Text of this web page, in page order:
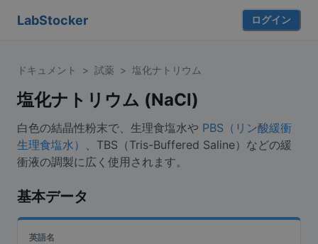
LabStocker ログイン
ドキュメント > 試薬 > 塩化ナトリウム
塩化ナトリウム (NaCl)
白色の結晶性粉末で、生理食塩水や PBS（リン酸緩衝
生理食塩水） 、TBS（Tris-Buffered Saline）などの緩
衝液の調製に広く使用されます。
基本データ
英語名